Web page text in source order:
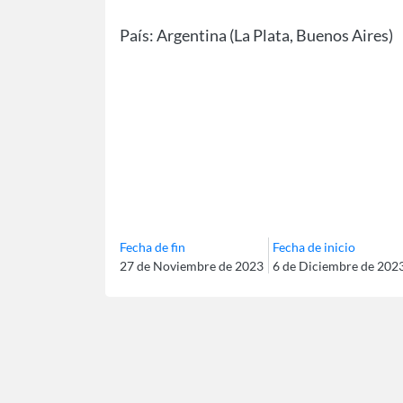
País: Argentina (La Plata, Buenos Aires)
Fecha de fin
27 de Noviembre de 2023
Fecha de inicio
6 de Diciembre de